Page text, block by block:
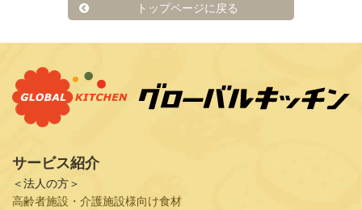
トップページに戻る
サービス紹介
＜法人の方＞
高齢者施設・介護施設様向け食材